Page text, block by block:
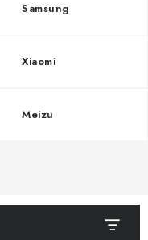
Samsung
Xiaomi
Meizu